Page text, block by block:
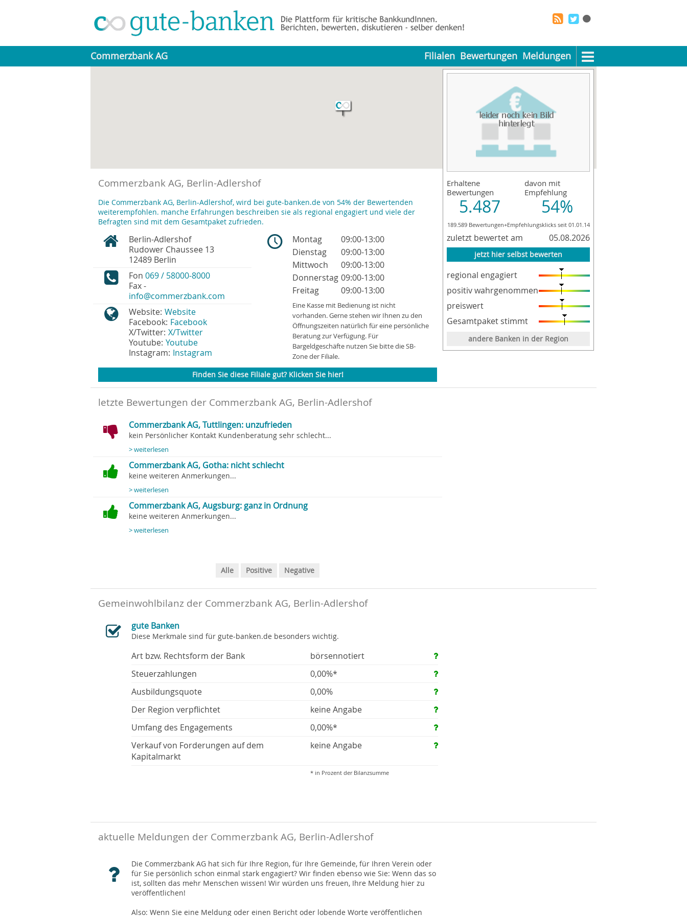
Commerzbank AG Filialen Bewertungen Meldungen
Erhaltene
Bewertungen
5.487
davon mit
Empfehlung
54%
189.589 Bewertungen+Empfehlungsklicks seit 01.01.14
zuletzt bewertet am 05.08.2026
jetzt hier selbst bewerten
regional engagiert
positiv wahrgenommen
preiswert
Gesamtpaket stimmt
andere Banken in der Region
Commerzbank AG, Berlin-Adlershof
Die Commerzbank AG, Berlin-Adlershof, wird bei gute-banken.de von 54% der Bewertenden
weiterempfohlen. manche Erfahrungen beschreiben sie als regional engagiert und viele der
Befragten sind mit dem Gesamtpaket zufrieden.
Berlin-Adlershof
Rudower Chaussee 13
12489 Berlin
Fon 069 / 58000-8000
Fax-
info@commerzbank.com
Website: Website
Facebook: Facebook
X/Twitter: X/Twitter
Youtube: Youtube
Instagram: Instagram
Montag
09:00-13:00
Dienstag
09:00-13:00
Mittwoch
09:00-13:00
Donnerstag 09:00-13:00
Freitag
09:00-13:00
Eine Kasse mit Bedienung ist nicht
vorhanden. Gerne stehen wir Ihnen zu den
Öffnungszeiten natürlich für eine persönliche
Beratung zur Verfügung. Für
Bargeldgeschäfte nutzen Sie bitte die SB-
Zone der Filiale.
Finden Sie diese Filiale gut? Klicken Sie hier!
letzte Bewertungen der Commerzbank AG, Berlin-Adlershof
Commerzbank AG, Tuttlingen: unzufrieden
kein Persönlicher Kontakt Kundenberatung sehr schlecht...
> weiterlesen
Commerzbank AG, Gotha: nicht schlecht
keine weiteren Anmerkungen...
> weiterlesen
Commerzbank AG, Augsburg: ganz in Ordnung
keine weiteren Anmerkungen...
> weiterlesen
Alle Positive Negative
Gemeinwohlbilanz der Commerzbank AG, Berlin-Adlershof
gute Banken
Diese Merkmale sind für gute-banken.de besonders wichtig.
Art bzw. Rechtsform der Bank
börsennotiert
Steuerzahlungen
0,00%*
Ausbildungsquote
0,00%
Der Region verpflichtet
keine Angabe
Umfang des Engagements
0,00%*
Verkauf von Forderungen auf dem
Kapitalmarkt
keine Angabe
* in Prozent der Bilanzsumme
aktuelle Meldungen der Commerzbank AG, Berlin-Adlershof
Die Commerzbank AG hat sich für Ihre Region, für Ihre Gemeinde, für Ihren Verein oder
für Sie persönlich schon einmal stark engagiert? Wir finden ebenso wie Sie: Wenn das so
ist, sollten das mehr Menschen wissen! Wir würden uns freuen, Ihre Meldung hier zu
veröffentlichen!
Also: Wenn Sie eine Meldung oder einen Bericht oder lobende Worte veröffentlichen